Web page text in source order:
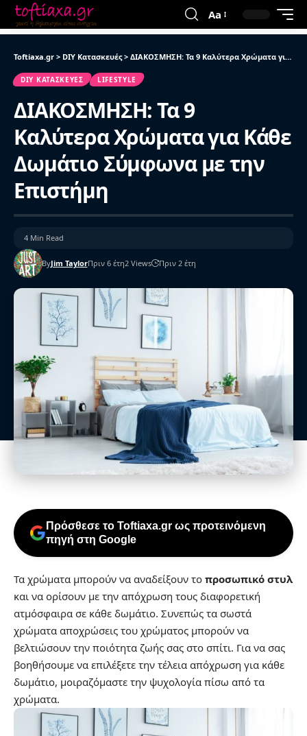
Aa
Toftiaxa.gr > DIY Κατασκευές> ΔΙΑΚΟΣΜΗΣΗ: Τα 9 Καλύτερα Χρώματα για Κάθε Δωμάτιο Σύμφωνα με την Επιστήμη
DIY ΚΑΤΑΣΚΕΥΈΣ LIFESTYLE
ΔΙΑΚΟΣΜΗΣΗ: Τα 9
Καλύτερα Χρώματα για Κάθε
Δωμάτιο Σύμφωνα με την
Επιστήμη
ByJim TaylorΠριν 6 έτη2 Views Πριν 2 έτη
4 Min Read
Πρόσθεσε το Toftiaxa.gr ως προτεινόμενη
πηγή στη Google
Τα χρώματα μπορούν να αναδείξουν το προσωπικό στυλ
και να ορίσουν με την απόχρωση τους διαφορετική
ατμόσφαιρα σε κάθε δωμάτιο. Συνεπώς τα σωστά
χρώματα αποχρώσεις του χρώματος μπορούν να
βελτιώσουν την ποιότητα ζωής σας στο σπίτι. Για να σας
βοηθήσουμε να επιλέξετε την τέλεια απόχρωση για κάθε
δωμάτιο, μοιραζόμαστε την ψυχολογία πίσω από τα
χρώματα.